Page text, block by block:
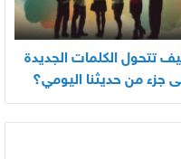
تتحول الكلمات الجديدة
جزء من حديثنا اليومي؟